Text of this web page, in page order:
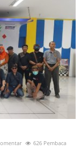
626 Pembaca